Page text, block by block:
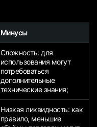
Минусы
Сложность: для
использования могут
потребоваться
дополнительные
технические знания;
Низкая ликвидность: как
правило, меньшие